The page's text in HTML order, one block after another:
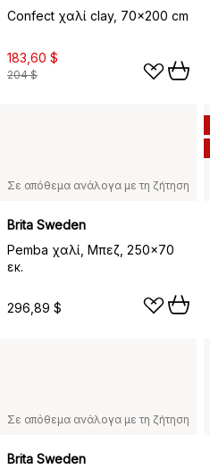
Confect χαλί clay, 70x200 cm
183,60 $
204 $
Σε απόθεμα ανάλογα με τη ζήτηση
Brita Sweden
Pemba χαλί, Μπεζ, 250x70
εκ.
296,89 $
Σε απόθεμα ανάλογα με τη ζήτηση
Brita Sweden